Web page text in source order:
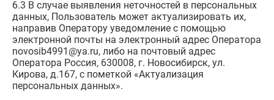
6.3 В случае выявления неточностей в персональных
данных, Пользователь может актуализировать их,
направив Оператору уведомление с помощью
электронной почты на электронный адрес Оператора
novosib4991@ya.ru, либо на почтовый адрес
Оператора Россия, 630008, г. Новосибирск, ул.
Кирова, д.167, с пометкой «Актуализация
персональных данных».